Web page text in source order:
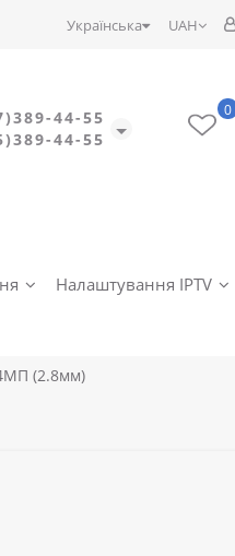
UAH
Українська
44-55
44-55
0
Налаштування IPTV
(2.8мм)